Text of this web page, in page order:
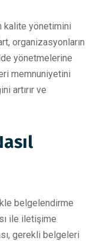
kalite yönetimini
organizasyonların
yönetmelerine
memnuniyetini
artırır ve
belgelendirme
ile iletişime
gerekli belgeleri